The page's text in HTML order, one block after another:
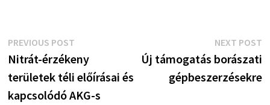
Bejegyzés
navigáció
PREVIOUS POSTPrevious
post:
Nitrát-érzékeny
területek téli előírásai és
kapcsolódó AKG-s
NEXT POST
Új támogatás borászati
gépbeszerzésekre